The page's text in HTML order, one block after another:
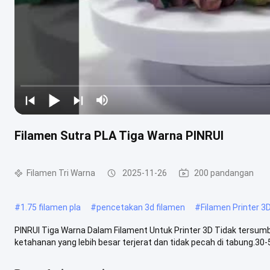
Filamen Sutra PLA Tiga Warna PINRUI
Filamen Tri Warna 2025-11-26 200 pandangan
#1.75 filamen pla #pencetakan 3d filamen #Filamen Printer
PINRUI Tiga Warna Dalam Filament Untuk Printer 3D Tidak
ketahanan yang lebih besar terjerat dan tidak pecah di